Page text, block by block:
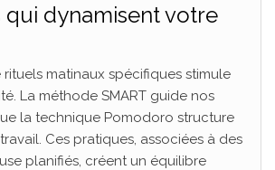
qui dynamisent votre
matinaux spécifiques stimule
La méthode SMART guide nos
la technique Pomodoro structure
Ces pratiques, associées à des
planifiés, créent un équilibre